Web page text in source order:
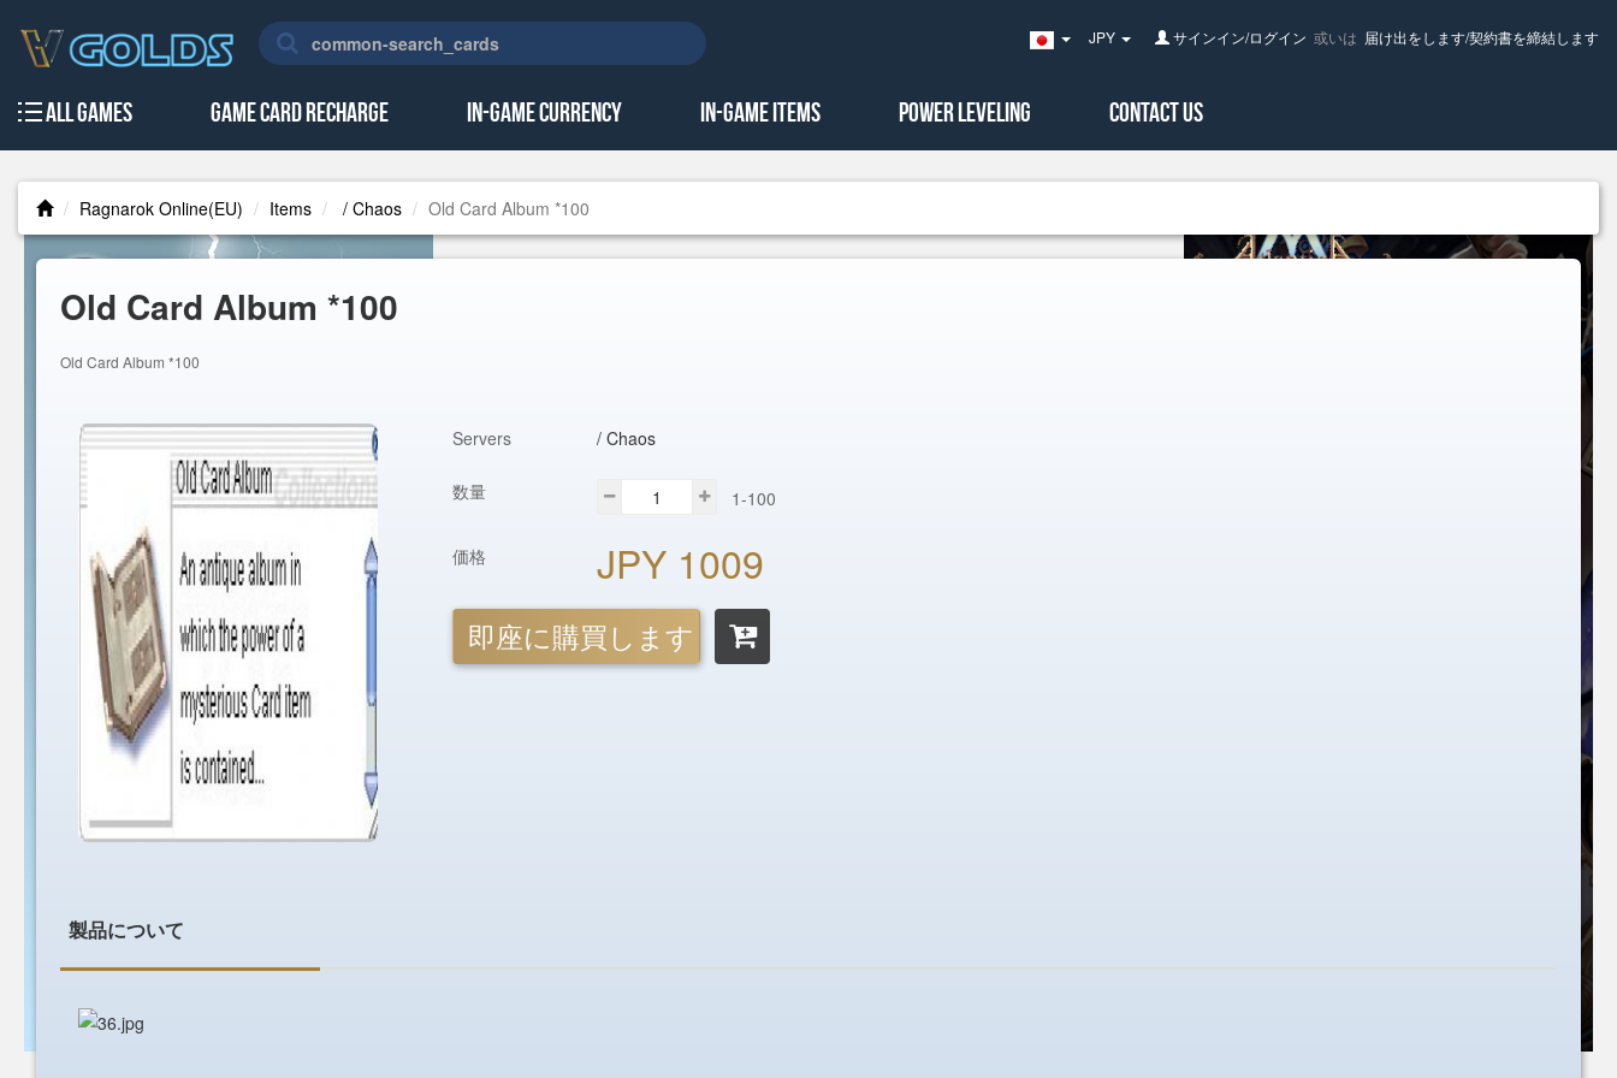
Japan(日
JPY サインイン/ログイン 或いは 届け出をします/契約書を締結します
All Games Game Card Recharge In-Game Currency In-Game Items Power Leveling Contact Us
Ragnarok Online(EU) Items / Chaos Old Card Album *100
Old Card Album *100
Old Card Album *100
Servers / Chaos
数量 1-100
価格 JPY 1009
即座に購買します
製品について